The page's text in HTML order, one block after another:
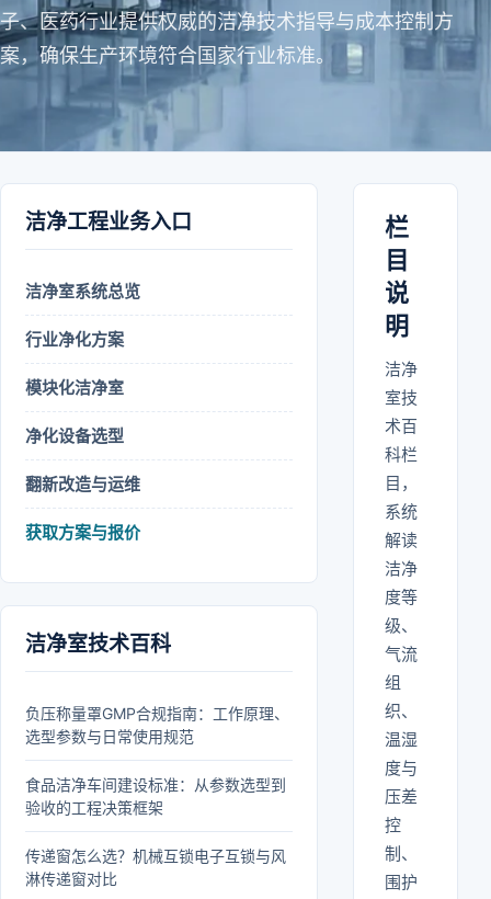
子、医药行业提供权威的洁净技术指导与成本控制方
案，确保生产环境符合国家行业标准。
洁净工程业务入口
洁净室系统总览
行业净化方案
模块化洁净室
净化设备选型
翻新改造与运维
获取方案与报价
洁净室技术百科
负压称量罩GMP合规指南：工作原理、
选型参数与日常使用规范
食品洁净车间建设标准：从参数选型到
验收的工程决策框架
传递窗怎么选？机械互锁电子互锁与风
淋传递窗对比
栏
目
说
明
洁净
室技
术百
科栏
目，
系统
解读
洁净
度等
级、
气流
组
织、
温湿
度与
压差
控
制、
围护